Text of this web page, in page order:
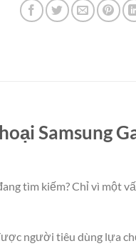
Samsung
tìm kiếm? Chỉ vì một
người tiêu dùng lựa